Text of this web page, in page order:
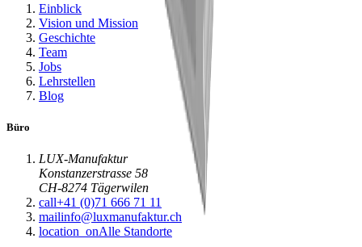
Einblick
Vision und Mission
Geschichte
Team
Jobs
Lehrstellen
Blog
Büro
LUX-Manufaktur
Konstanzerstrasse 58
CH-8274 Tägerwilen
call+41 (0)71 666 71 11
mailinfo@luxmanufaktur.ch
location_onAlle Standorte